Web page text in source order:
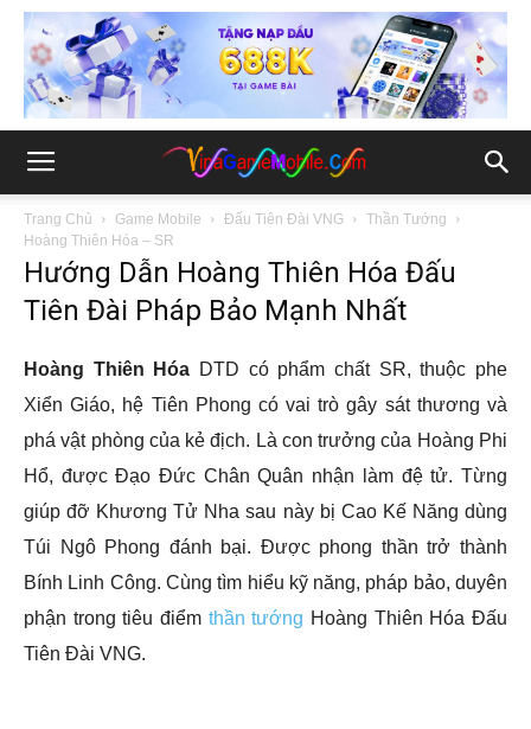
Trang Chủ Game Mobile Đấu Tiên Đài VNG
Thần Tướng
Hoàng Thiên Hóa – SR
Hướng Dẫn Hoàng Thiên Hóa Đấu
Tiên Đài Pháp Bảo Mạnh Nhất
Hoàng Thiên Hóa DTD có phẩm chất SR, thuộc phe
Xiển Giáo, hệ Tiên Phong có vai trò gây sát thương và
phá vật phòng của kẻ địch. Là con trưởng của Hoàng Phi
Hổ, được Đạo Đức Chân Quân nhận làm đệ tử. Từng
giúp đỡ Khương Tử Nha sau này bị Cao Kế Năng dùng
Túi Ngô Phong đánh bại. Được phong thần trở thành
Bính Linh Công. Cùng tìm hiểu kỹ năng, pháp bảo, duyên
phận trong tiêu điểm thần tướng Hoàng Thiên Hóa Đấu
Tiên Đài VNG.